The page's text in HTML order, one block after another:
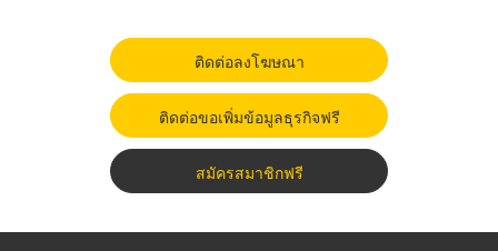
ติดต่อลงโฆษณา
ติดต่อขอเพิ่มข้อมูลธุรกิจฟรี
สมัครสมาชิกฟรี